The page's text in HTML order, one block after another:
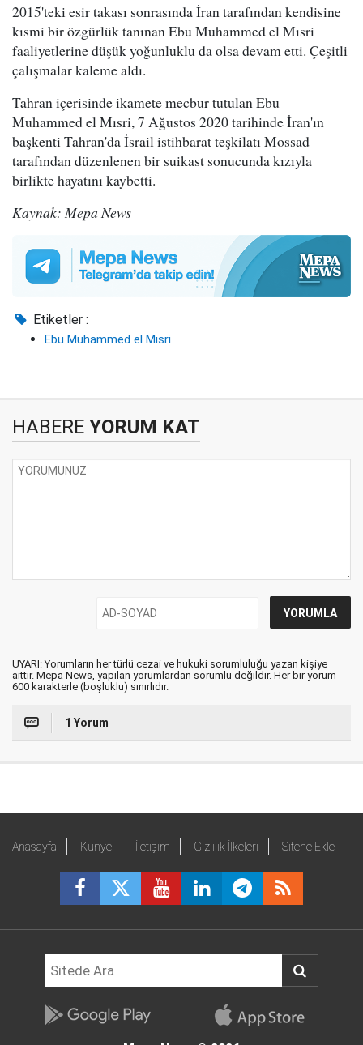
2015'teki esir takası sonrasında İran tarafından kendisine
kısmi bir özgürlük tanınan Ebu Muhammed el Mısri
faaliyetlerine düşük yoğunluklu da olsa devam etti. Çeşitli
çalışmalar kaleme aldı.
Tahran içerisinde ikamete mecbur tutulan Ebu
Muhammed el Mısri, 7 Ağustos 2020 tarihinde İran'ın
başkenti Tahran'da İsrail istihbarat teşkilatı Mossad
tarafından düzenlenen bir suikast sonucunda kızıyla
birlikte hayatını kaybetti.
Kaynak: Mepa News
Etiketler :
Ebu Muhammed el Mısri
HABERE YORUM KAT
UYARI: Yorumların her türlü cezai ve hukuki sorumluluğu yazan kişiye
aittir. Mepa News, yapılan yorumlardan sorumlu değildir. Her bir yorum
600 karakterle (boşluklu) sınırlıdır.
1 Yorum
Anasayfa Künye İletişim Gizlilik İlkeleri Sitene Ekle